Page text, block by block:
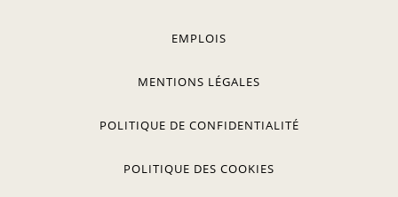
EMPLOIS
MENTIONS LÉGALES
POLITIQUE DE CONFIDENTIALITÉ
POLITIQUE DES COOKIES